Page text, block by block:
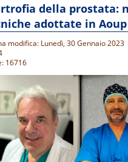
della prostata:
adottate in Aoup
modifica: Lunedì, 30 Gennaio 2023
16716